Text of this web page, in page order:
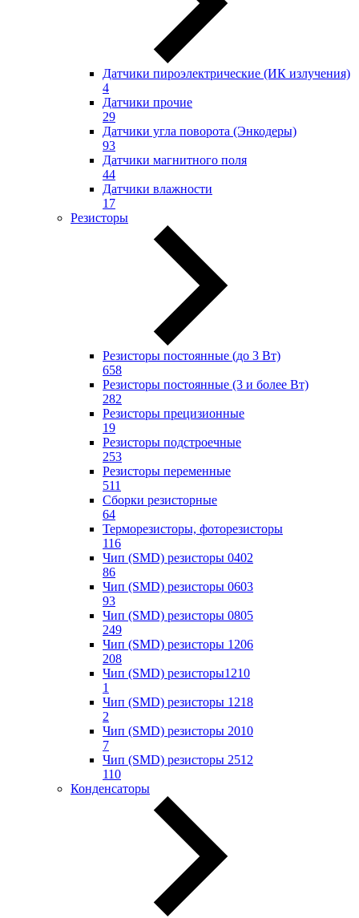
Датчики пироэлектрические (ИК излучения)
4
Датчики прочие
29
Датчики угла поворота (Энкодеры)
93
Датчики магнитного поля
44
Датчики влажности
17
Резисторы
Резисторы постоянные (до 3 Вт)
658
Резисторы постоянные (3 и более Вт)
282
Резисторы прецизионные
19
Резисторы подстроечные
253
Резисторы переменные
511
Сборки резисторные
64
Терморезисторы, фоторезисторы
116
Чип (SMD) резисторы 0402
86
Чип (SMD) резисторы 0603
93
Чип (SMD) резисторы 0805
249
Чип (SMD) резисторы 1206
208
Чип (SMD) резисторы1210
1
Чип (SMD) резисторы 1218
2
Чип (SMD) резисторы 2010
7
Чип (SMD) резисторы 2512
110
Конденсаторы